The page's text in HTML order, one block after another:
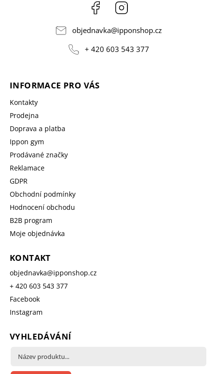
Facebook
objednavka@ipponshop.cz
+ 420 603 543 377
INFORMACE PRO VÁS
Kontakty
Prodejna
Doprava a platba
Ippon gym
Prodávané značky
Reklamace
GDPR
Obchodní podmínky
Hodnocení obchodu
B2B program
Moje objednávka
KONTAKT
objednavka@ipponshop.cz
+ 420 603 543 377
Facebook
Instagram
VYHLEDÁVÁNÍ